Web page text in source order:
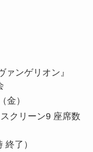
ンゲリオン』
金）
クリーン9 座席数
了）